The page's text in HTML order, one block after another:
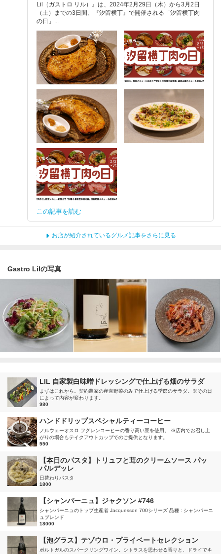
Lil（ガストロ リル）』は、2024年2月29日（木）から3月2日
（土）までの3日間、『汐留横丁』で開催される「汐留横丁肉
の日」...
この記事を読む
お店が紹介されているグルメ記事をさらに見る
Gastro Lilの写真
LIL 自家製白味噌ドレッシングで仕上げる畑のサラダ
まずはこれから。契約農家の産直野菜のみで仕上げる季節のサラダ。※その日
によって内容が変わります。
980
ハンドドリップスペシャルティーコーヒー
ノルウェーオスロ フグレンコーヒーの香り高い豆を使用。 ※店内でお召し上
がりの場合もテイクアウトカップでのご提供となります。
550
【本日のパスタ】トリュフと茸のクリームソース パッ
パルデッレ
日替わりパスタ
1800
【シャンパーニュ】ジャクソン #746
シャンパーニュのトップ生産者 Jacquesson 700シリーズ 品種 : シャンパーニ
ュブレンド
18000
【泡グラス】テゾウロ・プライベートセレクション
ポルトガルのスパークリングワイン。シトラスを思わせる香りと、ドライでキ